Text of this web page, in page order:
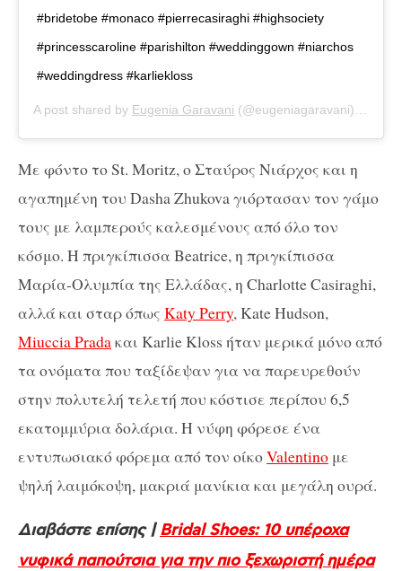
#bridetobe #monaco #pierrecasiraghi #highsociety
#princesscaroline #parishilton #weddinggown #niarchos
#weddingdress #karliekloss
A post shared by Eugenia Garavani (@eugeniagaravani) on
Με φόντο το St. Moritz, ο Σταύρος Νιάρχος και η
αγαπημένη του Dasha Zhukova γιόρτασαν τον γάμο
τους με λαμπερούς καλεσμένους από όλο τον
κόσμο. Η πριγκίπισσα Beatrice, η πριγκίπισσα
Μαρία-Ολυμπία της Ελλάδας, η Charlotte Casiraghi,
αλλά και σταρ όπως Katy Perry, Kate Hudson,
Miuccia Pradaκαι Karlie Kloss ήταν μερικά μόνο από
τα ονόματα που ταξίδεψαν για να παρευρεθούν
στην πολυτελή τελετή που κόστισε περίπου 6,5
εκατομμύρια δολάρια. Η νύφη φόρεσε ένα
εντυπωσιακό φόρεμα από τον οίκοValentino με
ψηλή λαιμόκοψη, μακριά μανίκια και μεγάλη ουρά.
Διαβάστε επίσης |Bridal Shoes: 10 υπέροχα
νυφικά παπούτσια για την πιο ξεχωριστή ημέρα